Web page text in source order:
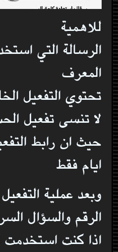
للاهمية
الرسالة التي
المعرف
تحتوي التفعيل
لا تنسى تفعيل
حيث ان رابط
ايام فقط
وبعد عملية
الرقم والسؤال
اذا كنت استخدمت